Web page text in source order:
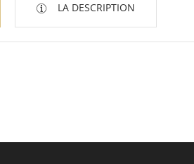
LA DESCRIPTION